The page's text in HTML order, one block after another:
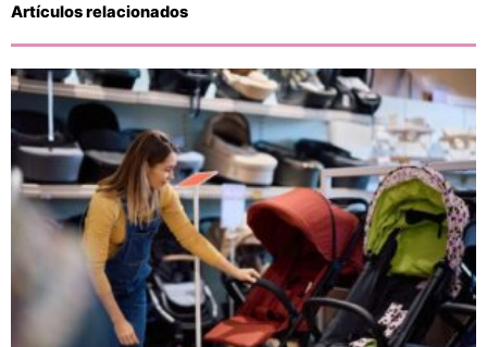
Artículos relacionados